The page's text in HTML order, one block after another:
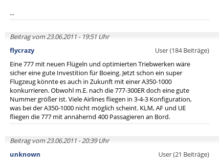
...
Beitrag vom 23.06.2011 - 19:51 Uhr
flycrazy
User (184 Beiträge)
Eine 777 mit neuen Flügeln und optimierten Triebwerken wäre
sicher eine gute Investition für Boeing. Jetzt schon ein super
Flugzeug könnte es auch in Zukunft mit einer A350-1000
konkurrieren. Obwohl m.E. nach die 777-300ER doch eine gute
Nummer größer ist. Viele Airlines fliegen in 3-4-3 Konfiguration,
was bei der A350-1000 nicht möglich scheint. KLM, AF und UE
fliegen die 777 mit annähernd 400 Passagieren an Bord.
Beitrag vom 23.06.2011 - 20:39 Uhr
unknown
User (21 Beiträge)